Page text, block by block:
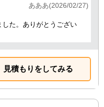
あああ(2026/02/27)
た。ありがとうござい
見積もりをしてみる